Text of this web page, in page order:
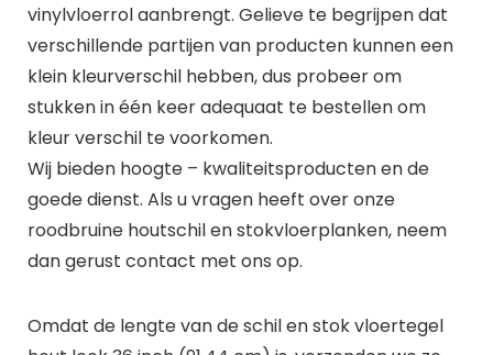
vinylvloerrol aanbrengt. Gelieve te begrijpen dat
verschillende partijen van producten kunnen een
klein kleurverschil hebben, dus probeer om
stukken in één keer adequaat te bestellen om
kleur verschil te voorkomen.
Wij bieden hoogte – kwaliteitsproducten en de
goede dienst. Als u vragen heeft over onze
roodbruine houtschil en stokvloerplanken, neem
dan gerust contact met ons op.
Omdat de lengte van de schil en stok vloertegel